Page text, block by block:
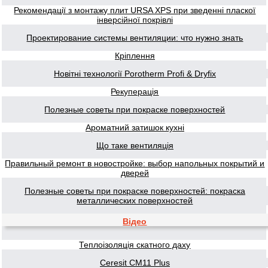
Рекомендації з монтажу плит URSA XPS при зведенні пласкої
інверсійної покрівлі
Проектирование системы вентиляции: что нужно знать
Кріплення
Новітні технології Porotherm Profi & Dryfix
Рекуперація
Полезные советы при покраске поверхностей
Ароматний затишок кухні
Що таке вентиляція
Правильный ремонт в новостройке: выбор напольных покрытий и
дверей
Полезные советы при покраске поверхностей: покраска
металлических поверхностей
Відео
Теплоізоляція скатного даху
Ceresit CM11 Plus